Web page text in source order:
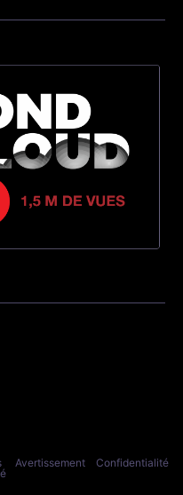
Avertissement
Confidentialité